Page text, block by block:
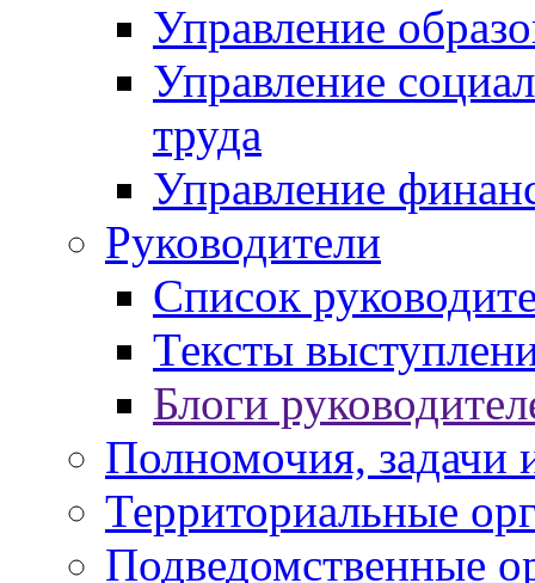
Управление
Управление
труда
Управление
Руководители
Список
Тексты
Блоги
Полномочия, задачи
Территориальные
Подведомственные